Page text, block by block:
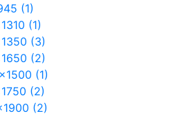
(1)
(1)
(3)
(2)
(1)
(2)
(2)